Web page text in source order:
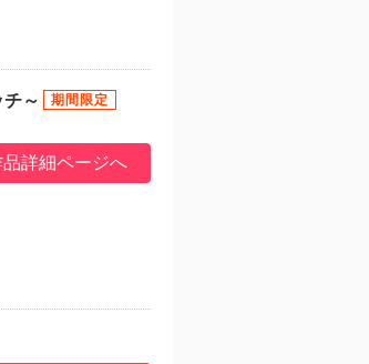
～
品詳細ページへ